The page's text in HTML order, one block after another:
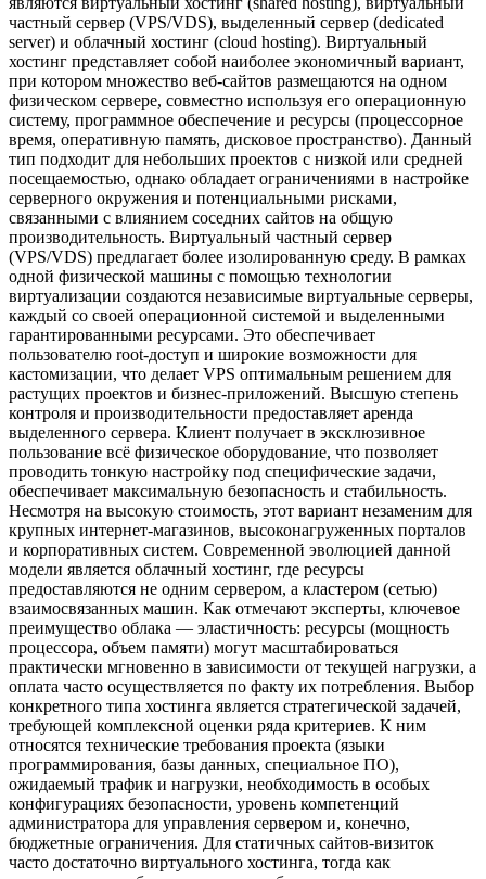
частный сервер (VPS/VDS), выделенный сервер (dedicated
server) и облачный хостинг (cloud hosting). Виртуальный
хостинг представляет собой наиболее экономичный вариант,
при котором множество веб-сайтов размещаются на одном
физическом сервере, совместно используя его операционную
систему, программное обеспечение и ресурсы (процессорное
время, оперативную память, дисковое пространство). Данный
тип подходит для небольших проектов с низкой или средней
посещаемостью, однако обладает ограничениями в настройке
серверного окружения и потенциальными рисками,
связанными с влиянием соседних сайтов на общую
производительность. Виртуальный частный сервер
(VPS/VDS) предлагает более изолированную среду. В рамках
одной физической машины с помощью технологии
виртуализации создаются независимые виртуальные серверы,
каждый со своей операционной системой и выделенными
гарантированными ресурсами. Это обеспечивает
пользователю root-доступ и широкие возможности для
кастомизации, что делает VPS оптимальным решением для
растущих проектов и бизнес-приложений. Высшую степень
контроля и производительности предоставляет аренда
выделенного сервера. Клиент получает в эксклюзивное
пользование всё физическое оборудование, что позволяет
проводить тонкую настройку под специфические задачи,
обеспечивает максимальную безопасность и стабильность.
Несмотря на высокую стоимость, этот вариант незаменим для
крупных интернет-магазинов, высоконагруженных порталов
и корпоративных систем. Современной эволюцией данной
модели является облачный хостинг, где ресурсы
предоставляются не одним сервером, а кластером (сетью)
взаимосвязанных машин. Как отмечают эксперты, ключевое
преимущество облака — эластичность: ресурсы (мощность
процессора, объем памяти) могут масштабироваться
практически мгновенно в зависимости от текущей нагрузки, а
оплата часто осуществляется по факту их потребления. Выбор
конкретного типа хостинга является стратегической задачей,
требующей комплексной оценки ряда критериев. К ним
относятся технические требования проекта (языки
программирования, базы данных, специальное ПО),
ожидаемый трафик и нагрузки, необходимость в особых
конфигурациях безопасности, уровень компетенций
администратора для управления сервером и, конечно,
бюджетные ограничения. Для статичных сайтов-визиток
часто достаточно виртуального хостинга, тогда как